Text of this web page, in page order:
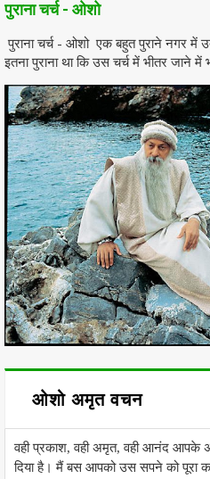
पुराना चर्च - ओशो
पुराना चर्च - ओशो एक बहुत पुराने नगर में
इतना पुराना था कि उस चर्च में भीतर जाने में
ओशो अमृत वचन
वही प्रकाश, वही अमृत, वही आनंद आपके
दिया है। मैं बस आपको उस सपने को पूरा